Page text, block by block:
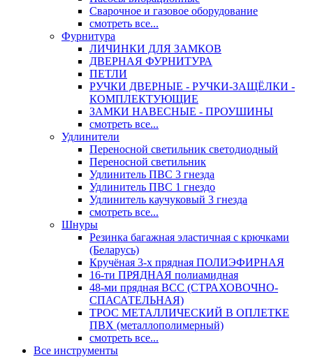
Сварочное и газовое оборудование
смотреть все...
Фурнитура
ЛИЧИНКИ ДЛЯ ЗАМКОВ
ДВЕРНАЯ ФУРНИТУРА
ПЕТЛИ
РУЧКИ ДВЕРНЫЕ - РУЧКИ-ЗАЩЁЛКИ -
КОМПЛЕКТУЮЩИЕ
ЗАМКИ НАВЕСНЫЕ - ПРОУШИНЫ
смотреть все...
Удлинители
Переносной светильник светодиодный
Переносной светильник
Удлинитель ПВС 3 гнезда
Удлинитель ПВС 1 гнездо
Удлинитель каучуковый 3 гнезда
смотреть все...
Шнуры
Резинка багажная эластичная с крючками
(Беларусь)
Кручёная 3-х прядная ПОЛИЭФИРНАЯ
16-ти ПРЯДНАЯ полиамидная
48-ми прядная ВСС (СТРАХОВОЧНО-
СПАСАТЕЛЬНАЯ)
ТРОС МЕТАЛЛИЧЕСКИЙ В ОПЛЕТКЕ
ПВХ (металлополимерный)
смотреть все...
Все инструменты